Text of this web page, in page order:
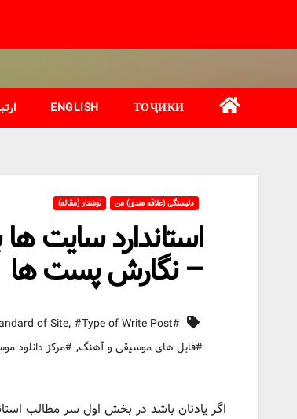
ТОҶИКӢ
ENGLISH
دلبستگی (علاقه مندی) من نوشتار (مقاله)
استاندارد سایت
– نگارش پست ها
#Music Download Center
of Site, #Type of Write Post
#فایل های موسیقی و آهنگ, #مرکز دانلود